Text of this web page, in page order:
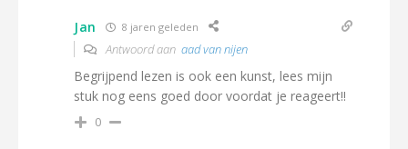
Jan 8 jaren geleden
Antwoord aan aad van nijen
Begrijpend lezen is ook een kunst, lees mijn
stuk nog eens goed door voordat je reageert!!
0